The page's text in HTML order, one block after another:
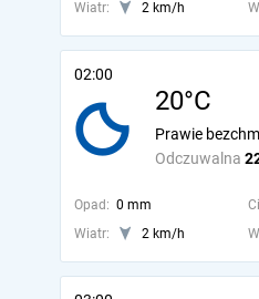
Wiatr:
2 km/h
02:00
20°C
Odczuwalna
Prawie
Opad: 0 mm
Wiatr:
2 km/h